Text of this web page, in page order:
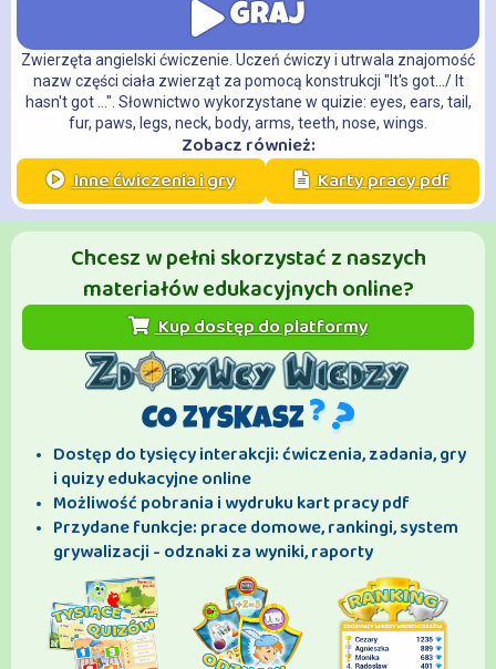
GRAJ
Zwierzęta angielski ćwiczenie. Uczeń ćwiczy i utrwala znajomość
nazw części ciała zwierząt za pomocą konstrukcji "It's got.../ It
hasn't got ...". Słownictwo wykorzystane w quizie: eyes, ears, tail,
fur, paws, legs, neck, body, arms, teeth, nose, wings.
Zobacz również:
Inne ćwiczenia i gry Karty pracy pdf
Chcesz w pełni skorzystać z naszych
materiałów edukacyjnych online?
Kup dostęp do platformy
CO ZYSKASZ
Dostęp do tysięcy interakcji: ćwiczenia, zadania, gry
i quizy edukacyjne online
Możliwość pobrania i wydruku kart pracy pdf
Przydane funkcje: prace domowe, rankingi, system
grywalizacji - odznaki za wyniki, raporty